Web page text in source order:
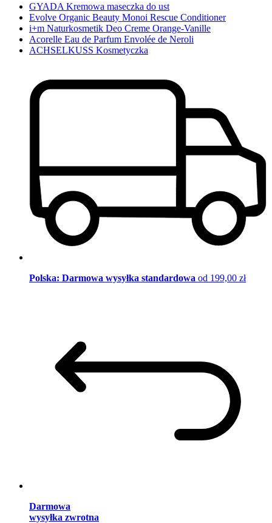
GYADA Kremowa maseczka do ust
Evolve Organic Beauty Monoi Rescue Conditioner
i+m Naturkosmetik Deo Creme Orange-Vanille
Acorelle Eau de Parfum Envolée de Neroli
ACHSELKUSS Kosmetyczka
Polska: Darmowa wysyłka standardowa od 199,00 zł
Darmowa
wysyłka zwrotna